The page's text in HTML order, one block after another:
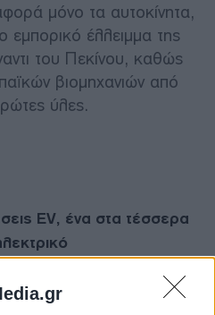
μόνο τα αυτοκίνητα,
εμπορικό έλλειμμα της
του Πεκίνου, καθώς
βιομηχανιών από
ύλες.
EV, ένα στα τέσσερα